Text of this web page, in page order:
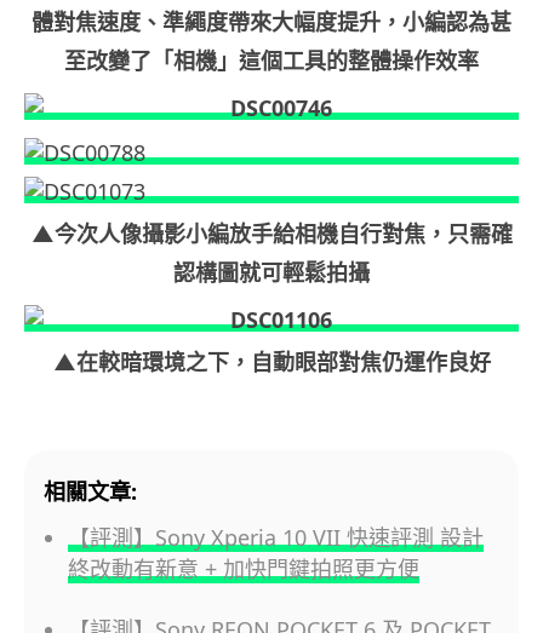
體對焦速度、準繩度帶來大幅度提升，小編認為甚
至改變了「相機」這個工具的整體操作效率
▲今次人像攝影小編放手給相機自行對焦，只需確
認構圖就可輕鬆拍攝
▲在較暗環境之下，自動眼部對焦仍運作良好
相關文章:
【評測】Sony Xperia 10 VII 快速評測 設計
終改動有新意 + 加快門鍵拍照更方便